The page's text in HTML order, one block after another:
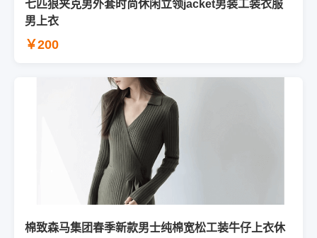
七匹狼夹克男外套时尚休闲立领jacket男装工装衣服
男上衣
￥200
棉致森马集团春季新款男士纯棉宽松工装牛仔上衣休